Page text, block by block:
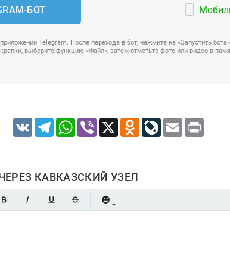
БОТ
Telegram. После перехода в бот, нажмите на «Запустить
выберите функцию «Файл», затем отметьте фото или видео в
VK TelegramWhatsApp
Viber X Odnoklassniki
LiveJournal
Email
КАВКАЗСКИЙ УЗЕЛ